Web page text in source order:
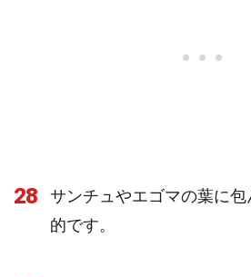
28
サンチュやエゴマの葉に
的です。